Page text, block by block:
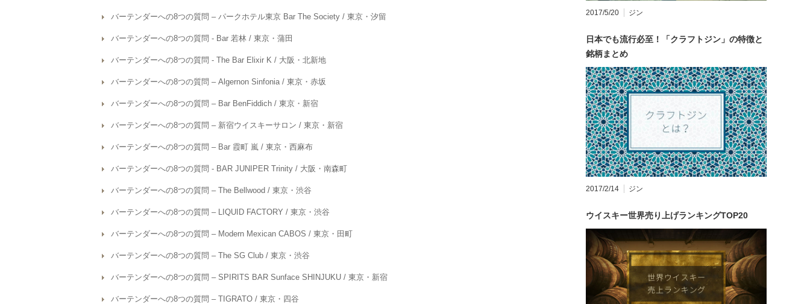
バーテンダーへの8つの質問 – パークホテル東京 Bar The Society / 東京・汐留
バーテンダーへの8つの質問 - Bar 若林 / 東京・蒲田
バーテンダーへの8つの質問 - The Bar Elixir K / 大阪・北新地
バーテンダーへの8つの質問 – Algernon Sinfonia / 東京・赤坂
バーテンダーへの8つの質問 – Bar BenFiddich / 東京・新宿
バーテンダーへの8つの質問 – 新宿ウイスキーサロン / 東京・新宿
バーテンダーへの8つの質問 – Bar 霞町 嵐 / 東京・西麻布
バーテンダーへの8つの質問 - BAR JUNIPER Trinity / 大阪・南森町
バーテンダーへの8つの質問 – The Bellwood / 東京・渋谷
バーテンダーへの8つの質問 – LIQUID FACTORY / 東京・渋谷
バーテンダーへの8つの質問 – Modern Mexican CABOS / 東京・田町
バーテンダーへの8つの質問 – The SG Club / 東京・渋谷
バーテンダーへの8つの質問 – SPIRITS BAR Sunface SHINJUKU / 東京・新宿
バーテンダーへの8つの質問 – TIGRATO / 東京・四谷
2017/5/20 ジン
日本でも流行必至！「クラフトジン」の特徴と
銘柄まとめ
2017/2/14 ジン
ウイスキー世界売り上げランキングTOP20